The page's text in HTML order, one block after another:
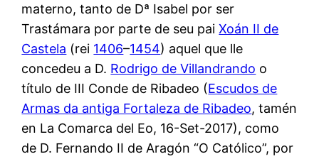
materno, tanto de Dª Isabel por ser
Trastámara por parte de seu paiXoán II de
Castela (rei 1406–1454) aquel que lle
concedeu a D. Rodrigo de Villandrando o
título de III Conde de Ribadeo (Escudos de
Armas da antiga Fortaleza de Ribadeo, tamén
en La Comarca del Eo, 16-Set-2017), como
de D. Fernando II de Aragón “O Católico”, por